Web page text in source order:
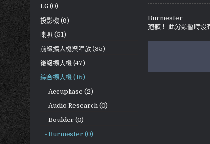
LG (0)
投影機 (6)
喇叭 (51)
前級擴大機與唱放 (35)
後級擴大機 (47)
綜合擴大機 (15)
- Accuphase (2)
- Audio Research (0)
- Boulder (0)
- Burmester (0)
Burmester
抱歉！ 此分類暫時沒